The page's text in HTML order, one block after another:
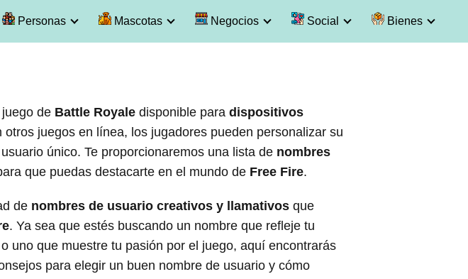
Personas Mascotas Negocios Social Bienes
de Battle Royale disponible para dispositivos
otros juegos en línea, los jugadores pueden personalizar su
único. Te proporcionaremos una lista de nombres
que puedas destacarte en el mundo de Free Fire.
de nombres de usuario creativos y llamativos que
. Ya sea que estés buscando un nombre que refleje tu
uno que muestre tu pasión por el juego, aquí encontrarás
para elegir un buen nombre de usuario y cómo